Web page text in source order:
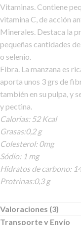
Vitaminas. Contiene
vitamina C, de acción
Minerales. Destaca la
pequeñas cantidades
o selenio.
Fibra. La manzana es
aporta unos 3 grs de
también en su pulpa, y
y pectina.
Calorias: 52 Kcal
Grasas:0,2 g
Colesterol: 0mg
Sódio: 1 mg
Hidratos de carbono:
Protrinas:0,3 g
Valoraciones (3)
Transporte y Envío